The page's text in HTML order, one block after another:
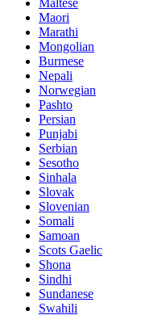
Maltese
Maori
Marathi
Mongolian
Burmese
Nepali
Norwegian
Pashto
Persian
Punjabi
Serbian
Sesotho
Sinhala
Slovak
Slovenian
Somali
Samoan
Scots Gaelic
Shona
Sindhi
Sundanese
Swahili